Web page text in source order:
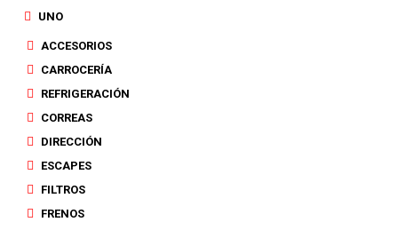
UNO
ACCESORIOS
CARROCERÍA
REFRIGERACIÓN
CORREAS
DIRECCIÓN
ESCAPES
FILTROS
FRENOS